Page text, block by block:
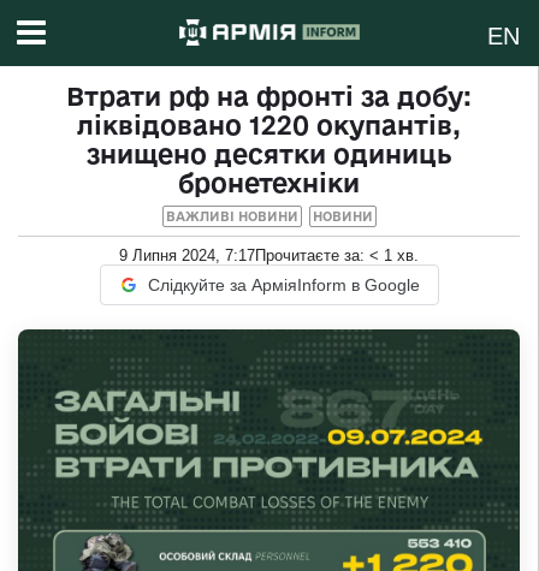
EN
Втрати рф на фронті за добу:
ліквідовано 1220 окупантів,
знищено десятки одиниць
бронетехніки
ВАЖЛИВІ НОВИНИ НОВИНИ
9 Липня 2024, 7:17Прочитаєте за: < 1 хв.
Слідкуйте за АрміяInform в Google